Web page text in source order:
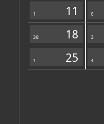
1 11 6
38 18 3
1 25 4
OPĆI PODACI
Zbirka vjerske zajednice